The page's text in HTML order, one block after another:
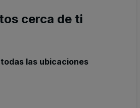
cerca de ti
las ubicaciones